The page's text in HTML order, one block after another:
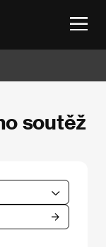
soutěž